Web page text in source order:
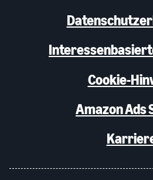
Cookie-
Amazon Ads